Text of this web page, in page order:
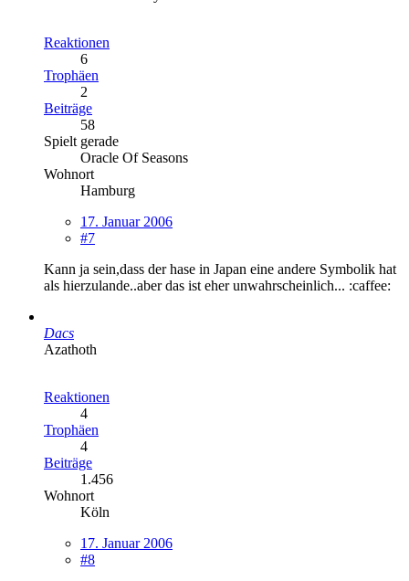
Reaktionen
6
Trophäen
2
Beiträge
58
Spielt gerade
Oracle Of Seasons
Wohnort
Hamburg
17. Januar 2006
#7
Kann ja sein,dass der hase in Japan eine andere Symbolik hat
als hierzulande..aber das ist eher unwahrscheinlich... :caffee:
Dacs
Azathoth
Reaktionen
4
Trophäen
4
Beiträge
1.456
Wohnort
Köln
17. Januar 2006
#8